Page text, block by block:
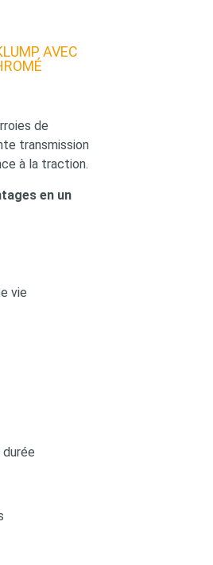
AVEC
de
transmission
à la traction.
en un
vie